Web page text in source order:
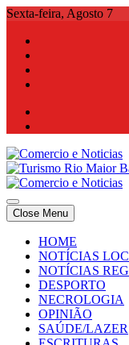
Skip
content
Sexta-feira, Agosto 7
Comercio e Noticias
Notícias e Publicidade
Comercio e Noticias
Notícias e Publicidade
Close Menu
HOME
NOTÍCIAS
NOTÍCIAS
DESPORTO
NECROLOGIA
OPINIÃO
SAÚDE/LAZER